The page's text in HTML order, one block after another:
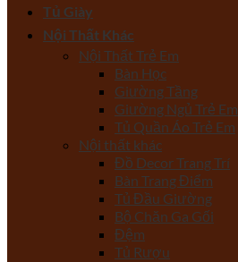
Tủ Giày
Nội Thất Khác
Nội Thất Trẻ Em
Bàn Học
Giường Tầng
Giường Ngủ Trẻ Em
Tủ Quần Áo Trẻ Em
Nội thất khác
Đồ Decor Trang Trí
Bàn Trang Điểm
Tủ Đầu Giường
Bộ Chăn Ga Gối
Đệm
Tủ Rượu